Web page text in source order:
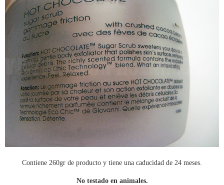
Contiene 260gr de producto y tiene una caducidad de 24 meses.
No testado en animales.